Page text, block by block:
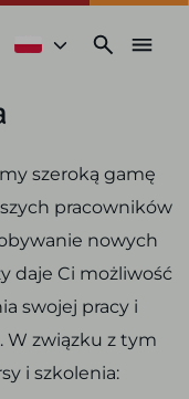
szeroką gamę
pracowników
nowych
daje Ci możliwość
swojej pracy i
W związku z tym
i szkolenia: